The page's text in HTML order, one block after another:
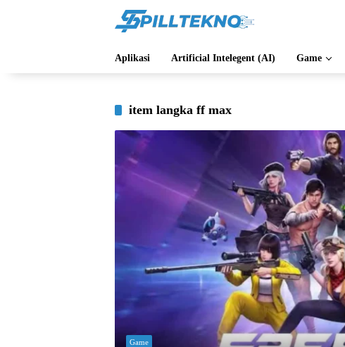
Aplikasi Artificial Intelegent (AI) Game
item langka ff max
Game